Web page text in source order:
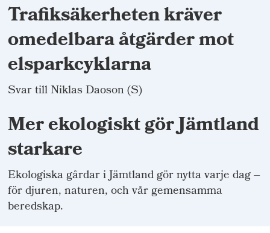
Trafiksäkerheten kräver
omedelbara åtgärder mot
elsparkcyklarna
Svar till Niklas Daoson (S)
Mer ekologiskt gör Jämtland
starkare
Ekologiska gårdar i Jämtland gör nytta varje dag –
för djuren, naturen, och vår gemensamma
beredskap.